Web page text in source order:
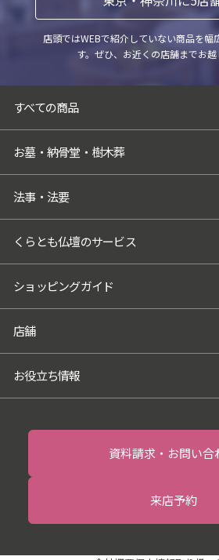
行することに対して協力する
合であって、ご本人様の同意
よって当該事務の遂行に支障
れがある場合
の達成に必要な範囲内で個人
の全部又は一部を委託する場合
5．個人情報取扱いの委託
当社は事業運営上、お客様に
ビスを提供するために業務の
委託しています。業務委託先
個人情報を預けることがあり
合、個人情報を適切に取り扱
められる委託先を選定し、契
個人情報の適正管理・機密保
6．個人情報の開示等の請
お客様は、当社に対してご自
去、第三者への提供の停止）
社問合わせ窓口に申し出るこ
す。その際、当社はお客様ご
対応いたします。開示等の申
つきましては、当社ホームペ
店頭ではWEBで紹介していない商品を幅
す。ぜひ、お近くの店舗までお越
すべての商品
お墓・納骨堂・樹木葬
法事・法要
くらとも仏壇のサービス
ショッピングガイド
店舗
お役立ち情報
資料請求・お問い合
来店予約